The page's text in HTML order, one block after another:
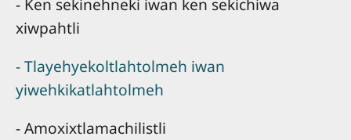
- Ken sekinehneki iwan ken sekichiwa
xiwpahtli
- Tlayehyekoltlahtolmeh iwan
yiwehkikatlahtolmeh
- Amoxixtlamachilistli